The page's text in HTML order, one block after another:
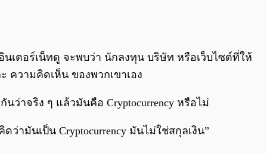
0:00 / 0:00
เตอร์เน็ทดู จะพบว่า นักลงทุน บริษัท หรือเว็บไซต์ที่ให้
ความคิดเห็น ของพวกเขาเอง
าจริง ๆ แล้วมันคือ Cryptocurrency หรือไม่
ามันเป็น Cryptocurrency มันไม่ใช่สกุลเงิน”